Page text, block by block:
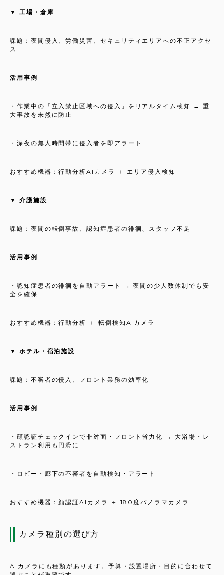
▼ 工場・倉庫
課題：夜間侵入、労働災害、セキュリティエリアへの不正アクセ
ス
活用事例
・作業中の「立入禁止区域への侵入」をリアルタイム検知 → 重
大事故を未然に防止
・深夜の無人時間帯に侵入者を即アラート
おすすめ機器：行動分析AIカメラ ＋ エリア侵入検知
▼ 介護施設
課題：夜間の転倒事故、認知症患者の徘徊、スタッフ不足
活用事例
・認知症患者の徘徊を自動アラート → 夜間の少人数体制でも安
全を確保
おすすめ機器：行動分析 ＋ 転倒検知AIカメラ
▼ ホテル・宿泊施設
課題：不審者の侵入、フロント業務の効率化
活用事例
・顔認証チェックインで非対面・フロント省力化 → 大浴場・レ
ストラン利用も円滑に
・ロビー・廊下の不審者を自動検知・アラート
おすすめ機器：顔認証AIカメラ ＋ 180度パノラマカメラ
カメラ種別の選び方
AIカメラにも種類があります。予算・設置場所・目的に合わせて